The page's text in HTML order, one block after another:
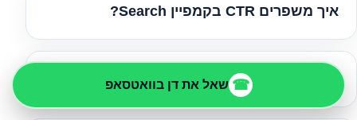
☎ שאל את דן בוואטסאפ
איך משפרים CTR בקמפיין Search?
מה הקשר בין CTR לציון איכות?